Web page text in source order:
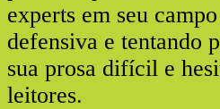
experts em seu
defensiva e tentando
sua prosa difícil e
leitores.